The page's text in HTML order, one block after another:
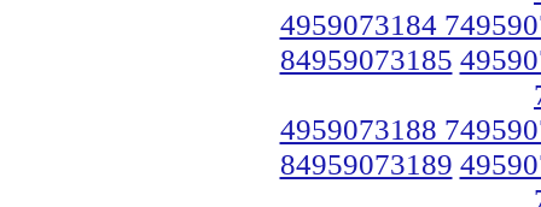
4959073184
84959073185
4959073188
84959073189